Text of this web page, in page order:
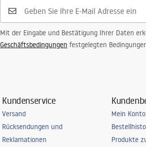
Mit der Eingabe und Bestätigung Ihrer Daten
Geschäftsbedingungen festgelegten
Kundenservice
Versand
Rücksendungen und
Reklamationen
Mein Konto
Produkte